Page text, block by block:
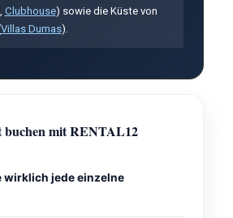
, Clubhouse) sowie die Küste von
Villas Dumas).
mit RENTAL12
wirklich jede einzelne